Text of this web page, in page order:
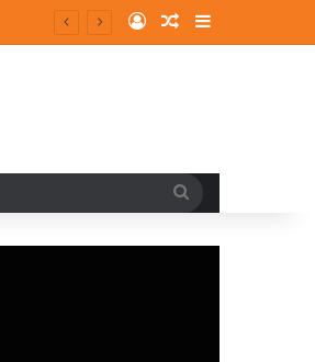
Log InRandom Article
Sidebar